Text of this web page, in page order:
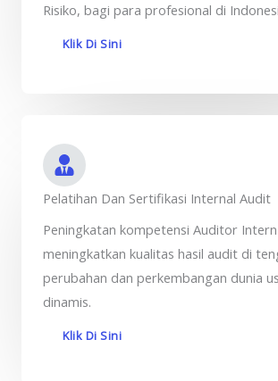
Risiko, bagi para profesional di
Klik Di Sini
Pelatihan Dan Sertifikasi Internal Audit
Peningkatan kompetensi Auditor
meningkatkan kualitas hasil audit di
perubahan dan perkembangan dunia
dinamis.
Klik Di Sini